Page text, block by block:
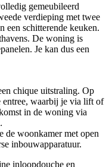
gemeubileerd
verdieping met twee
een schitterende keuken.
De woning is
Je kan dus een
chique uitstraling. Op
entree, waarbij je via lift of
in de woning via
de woonkamer met open
inbouwapparatuur.
inloopdouche en